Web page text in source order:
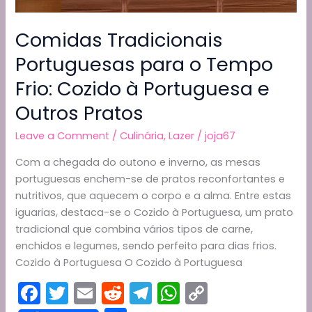
Comidas Tradicionais
Portuguesas para o Tempo
Frio: Cozido à Portuguesa e
Outros Pratos
Leave a Comment /Culinária,Lazer /joja67
Com a chegada do outono e inverno, as mesas
portuguesas enchem-se de pratos reconfortantes e
nutritivos, que aquecem o corpo e a alma. Entre estas
iguarias, destaca-se o Cozido à Portuguesa, um prato
tradicional que combina vários tipos de carne,
enchidos e legumes, sendo perfeito para dias frios.
Cozido à Portuguesa O Cozido à Portuguesa
F T E R T W